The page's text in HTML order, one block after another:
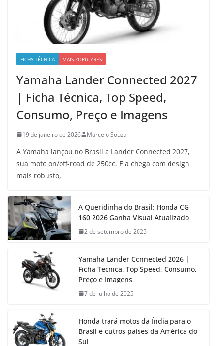
FICHA TÉCNICA MAIS POPULARES
Yamaha Lander Connected 2027
| Ficha Técnica, Top Speed,
Consumo, Preço e Imagens
19 de janeiro de 2026 Marcelo Souza
A Yamaha lançou no Brasil a Lander Connected 2027,
sua moto on/off-road de 250cc. Ela chega com design
mais robusto,
A Queridinha do Brasil: Honda CG
160 2026 Ganha Visual Atualizado
2 de setembro de 2025
Yamaha Lander Connected 2026 |
Ficha Técnica, Top Speed, Consumo,
Preço e Imagens
7 de julho de 2025
Honda trará motos da Índia para o
Brasil e outros países da América do
Sul